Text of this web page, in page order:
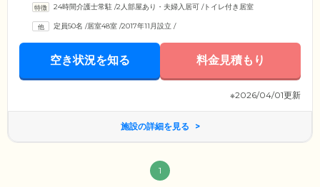
24時間介護士常駐 /2人部屋あり・夫婦入居可 /トイレ付き居室
定員50名 /居室48室 /2017年11月設立 /
空き状況を知る 料金見積もり
※2026/04/01更新
施設の詳細を見る
1